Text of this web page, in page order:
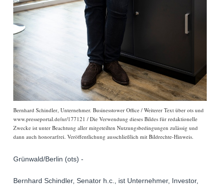
Bernhard Schindler, Unternehmer. Businesstower Office / Weiterer Text über ots und
www.presseportal.de/nr/177121 / Die Verwendung dieses Bildes für redaktionelle
Zwecke ist unter Beachtung aller mitgeteilten Nutzungsbedingungen zulässig und
dann auch honorarfrei. Veröffentlichung ausschließlich mit Bildrechte-Hinweis.
Grünwald/Berlin (ots) -
Bernhard Schindler, Senator h.c., ist Unternehmer, Investor,